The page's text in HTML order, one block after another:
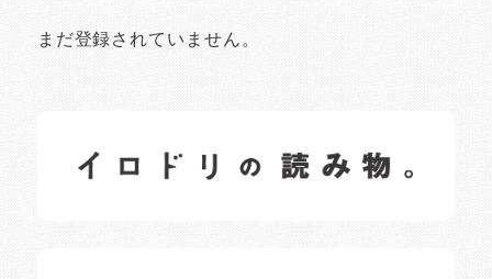
まだ登録されていません。
日常の様子など随時更新中です。